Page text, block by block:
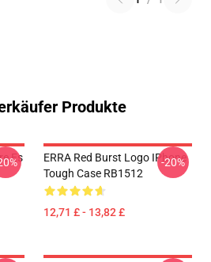
Produkte
Es
ERRA Red Burst Logo IPhone
Tough Case RB1512
12,71 £ - 13,82 £
-20%